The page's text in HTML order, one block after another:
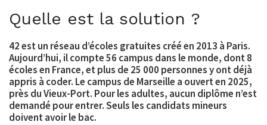
Quelle est la solution ?
42 est un réseau d’écoles gratuites créé en 2013 à Paris.
Aujourd’hui, il compte 56 campus dans le monde, dont 8
écoles en France, et plus de 25 000 personnes y ont déjà
appris à coder. Le campus de Marseille a ouvert en 2025,
près du Vieux-Port. Pour les adultes, aucun diplôme n’est
demandé pour entrer. Seuls les candidats mineurs
doivent avoir le bac.